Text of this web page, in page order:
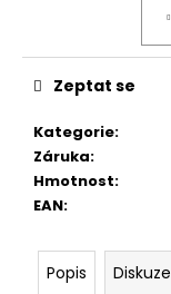
Kategorie:
Záruka:
Hmotnost:
EAN:
Zeptat se
Popis Diskuze